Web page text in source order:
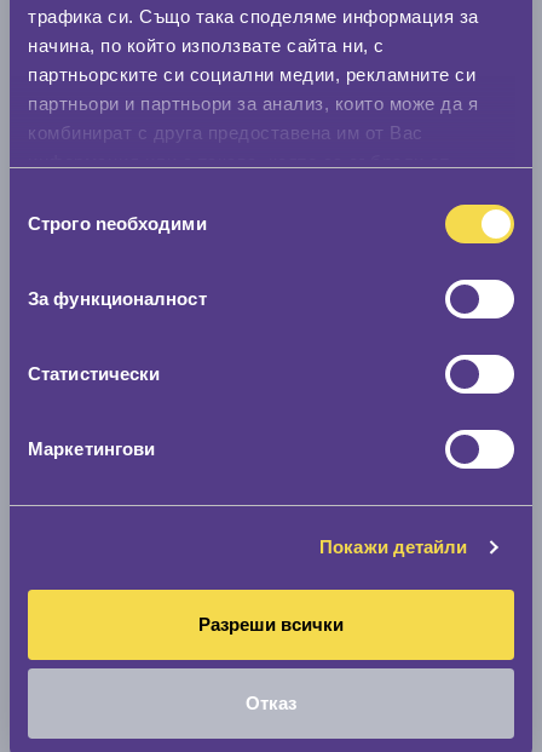
трафика си. Също така споделяме информация за
начина, по който използвате сайта ни, с
партньорските си социални медии, рекламните си
партньори и партньори за анализ, които може да я
комбинират с друга предоставена им от Вас
наСтрого nеобходими
За функционалност
Статистически
Маркетингови
Покажи детайли
Разреши всички
Отказ
Стар размер
Намери гуми с новия размер
Модел